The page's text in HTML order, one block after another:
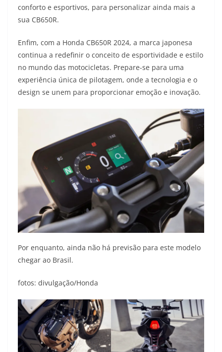
conforto e esportivos, para personalizar ainda mais a
sua CB650R.
Enfim, com a Honda CB650R 2024, a marca japonesa
continua a redefinir o conceito de esportividade e estilo
no mundo das motocicletas. Prepare-se para uma
experiência única de pilotagem, onde a tecnologia e o
design se unem para proporcionar emoção e inovação.
Por enquanto, ainda não há previsão para este modelo
chegar ao Brasil.
fotos: divulgação/Honda